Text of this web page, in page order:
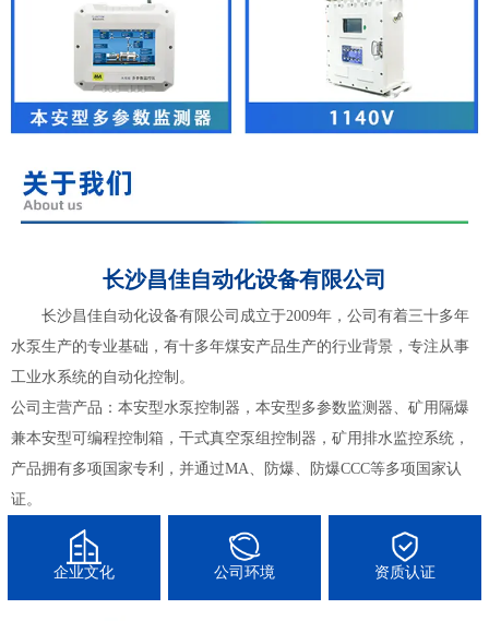
长沙昌佳自动化设备有限公司
长沙昌佳自动化设备有限公司成立于2009年，公司有着三十多年
水泵生产的专业基础，有十多年煤安产品生产的行业背景，专注从事
工业水系统的自动化控制。
公司主营产品：本安型水泵控制器，本安型多参数监测器、矿用隔爆
兼本安型可编程控制箱，干式真空泵组控制器，矿用排水监控系统，
产品拥有多项国家专利，并通过MA、防爆、防爆CCC等多项国家认
证。
企业文化 公司环境 资质认证